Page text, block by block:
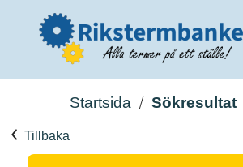
Startsida Sökresultat
Tillbaka